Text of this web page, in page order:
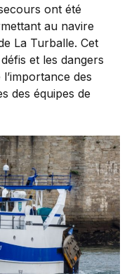
ont été
au navire
La Turballe. Cet
et les dangers
des
des équipes de